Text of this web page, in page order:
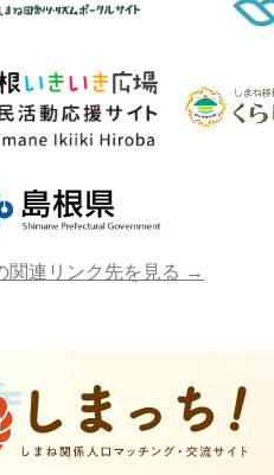
関連リンク先を見る →